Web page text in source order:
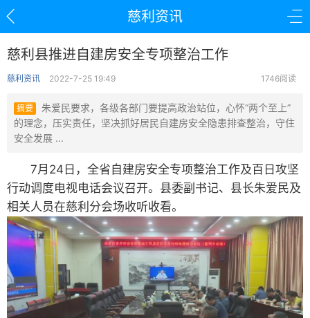
慈利资讯
慈利县推进自建房安全专项整治工作
慈利资讯 2022-7-25 19:49 1746阅读
摘要
朱爱民要求，各级各部门要提高政治站位，心怀“两个至上”
的理念，压实责任，坚决抓好居民自建房安全隐患排查整治，守住
安全发展 ...
7月24日，全省自建房安全专项整治工作及百日攻坚
行动调度电视电话会议召开。县委副书记、县长朱爱民及
相关人员在慈利分会场收听收看。